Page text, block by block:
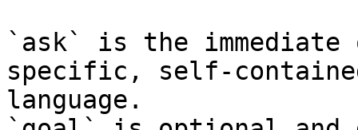
`ask` is the
specific, self-
language.